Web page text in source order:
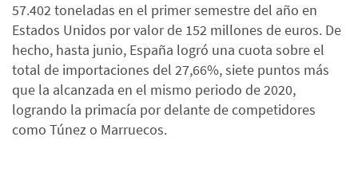
57.402 toneladas en el primer semestre del año en
Estados Unidos por valor de 152 millones de euros. De
hecho, hasta junio, España logró una cuota sobre el
total de importaciones del 27,66%, siete puntos más
que la alcanzada en el mismo periodo de 2020,
logrando la primacía por delante de competidores
como Túnez o Marruecos.